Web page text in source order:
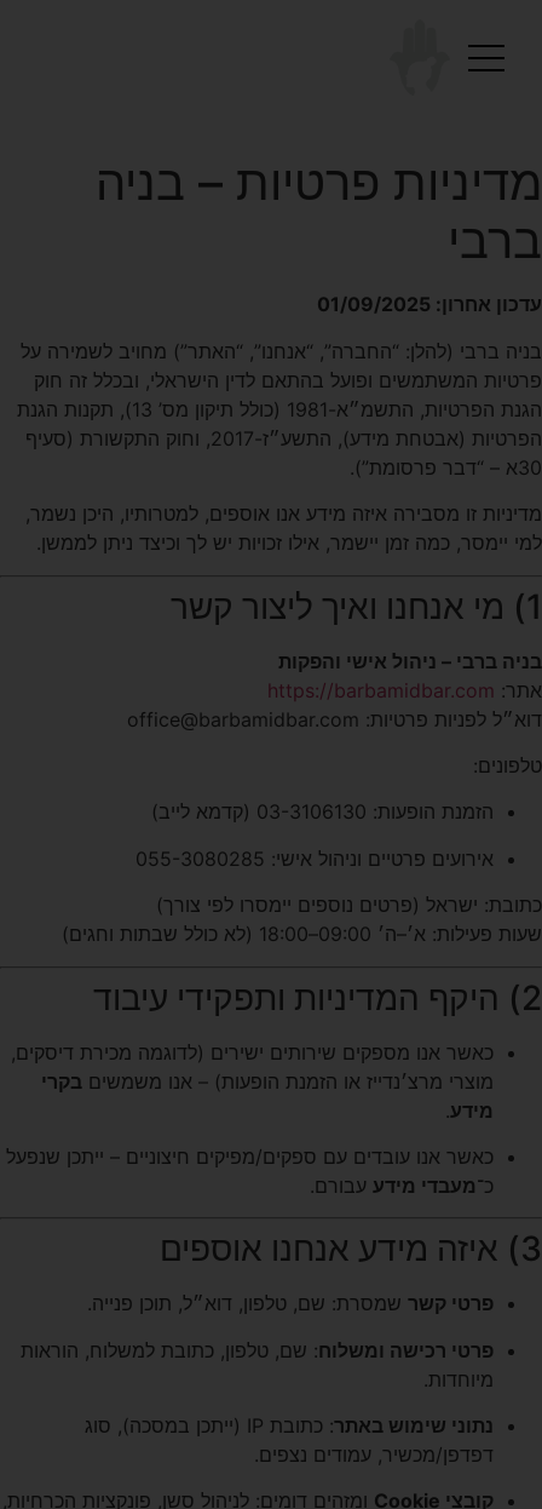
מדיניות פרטיות – בניה
ברבי
עדכון אחרון: 01/09/2025
בניה ברבי (להלן: “החברה”, “אנחנו”, “האתר”) מחויב לשמירה על
פרטיות המשתמשים ופועל בהתאם לדין הישראלי, ובכלל זה חוק
הגנת הפרטיות, התשמ״א-1981 (כולל תיקון מס’ 13), תקנות הגנת
הפרטיות (אבטחת מידע), התשע״ז-2017, וחוק התקשורת (סעיף
30א – “דבר פרסומת”).
מדיניות זו מסבירה איזה מידע אנו אוספים, למטרותיו, היכן נשמר,
למי יימסר, כמה זמן יישמר, אילו זכויות יש לך וכיצד ניתן לממשן.
1) מי אנחנו ואיך ליצור קשר
בניה ברבי – ניהול אישי והפקות
אתר: https://barbamidbar.com
דוא״ל לפניות פרטיות: office@barbamidbar.com
טלפונים:
הזמנת הופעות: 03-3106130 (קדמא לייב)
אירועים פרטיים וניהול אישי: 055-3080285
כתובת: ישראל (פרטים נוספים יימסרו לפי צורך)
שעות פעילות: א׳–ה׳ 09:00–18:00 (לא כולל שבתות וחגים)
2) היקף המדיניות ותפקידי עיבוד
כאשר אנו מספקים שירותים ישירים (לדוגמה מכירת דיסקים,
מוצרי מרצ׳נדייז או הזמנת הופעות) – אנו משמשים בקרי
מידע.
כאשר אנו עובדים עם ספקים/מפיקים חיצוניים – ייתכן שנפעל
כ־מעבדי מידע עבורם.
3) איזה מידע אנחנו אוספים
פרטי קשר שמסרת: שם, טלפון, דוא״ל, תוכן פנייה.
פרטי רכישה ומשלוח: שם, טלפון, כתובת למשלוח, הוראות
מיוחדות.
נתוני שימוש באתר
: כתובת IP (ייתכן במסכה), סוג
דפדפן/מכשיר, עמודים נצפים.
קובצי Cookie
ומזהים דומים: לניהול סשן, פונקציות הכרחיות,